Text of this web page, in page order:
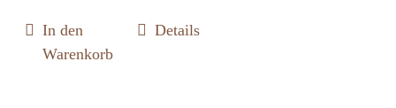
In den
Warenkorb
Details